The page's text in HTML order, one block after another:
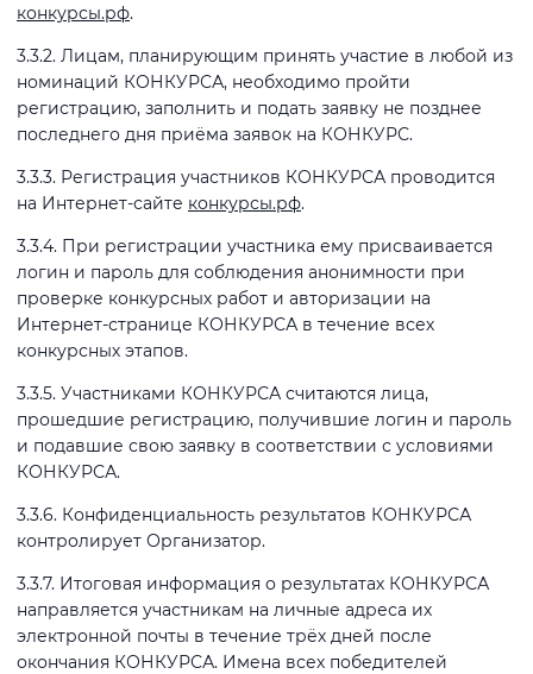
конкурсы.рф.
3.3.2. Лицам, планирующим принять участие в любой из
номинаций КОНКУРСА, необходимо пройти
регистрацию, заполнить и подать заявку не позднее
последнего дня приёма заявок на КОНКУРС.
3.3.3. Регистрация участников КОНКУРСА проводится
на Интернет-сайте конкурсы.рф.
3.3.4. При регистрации участника ему присваивается
логин и пароль для соблюдения анонимности при
проверке конкурсных работ и авторизации на
Интернет-странице КОНКУРСА в течение всех
конкурсных этапов.
3.3.5. Участниками КОНКУРСА считаются лица,
прошедшие регистрацию, получившие логин и пароль
и подавшие свою заявку в соответствии с условиями
КОНКУРСА.
3.3.6. Конфиденциальность результатов КОНКУРСА
контролирует Организатор.
3.3.7. Итоговая информация о результатах КОНКУРСА
направляется участникам на личные адреса их
электронной почты в течение трёх дней после
окончания КОНКУРСА. Имена всех победителей